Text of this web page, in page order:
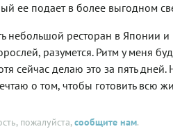
ее подает в более выгодном
небольшой ресторан в Японии
разумется. Ритм у меня
сейчас делаю это за пять
о том, чтобы готовить всю
пожалуйста,сообщите нам.